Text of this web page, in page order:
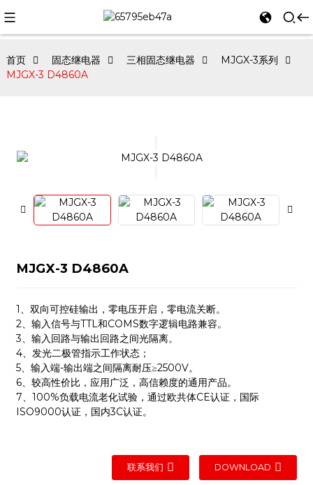
首页 固态继电器 三相固态继电器
MJGX-3系列
MJGX-3 D4860A
MJGX-3 D4860A
1、双向可控硅输出，零电压开启，零电流关断。
2、输入信号与TTL和COMS数字逻辑电路兼容。
3、输入回路与输出回路之间光隔离。
4、发光二极管指示工作状态；
5、输入端-输出端之间隔离耐压≥2500V。
6、较高性价比，应用广泛，高信赖度的通用产品。
7、100%负载电流老化试验，通过欧共体CE认证，国际
ISO9000认证，国内3C认证。
联系我们 DOWNLOAD